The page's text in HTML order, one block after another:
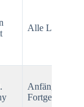
Alle Levels
Anfänger bis